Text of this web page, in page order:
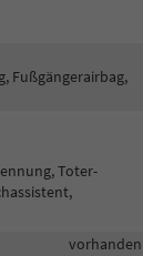
Fußgängerairbag,
Toter-
vorhanden